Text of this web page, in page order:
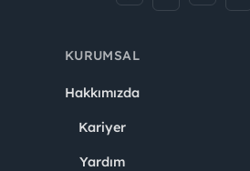
KURUMSAL
Hakkımızda
Kariyer
Yardım